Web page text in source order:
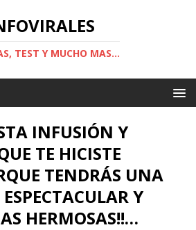
TEST Y MUCHO MAS...
INFUSIÓN Y
TE HICISTE
TENDRÁS UNA
Y
HERMOSAS!!…